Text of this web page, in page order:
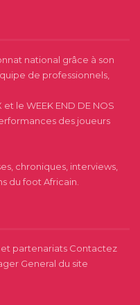
national grâce à son
de professionnels,
et le WEEK END DE NOS
des joueurs
chroniques, interviews,
du foot Africain.
partenariats Contactez
General du site